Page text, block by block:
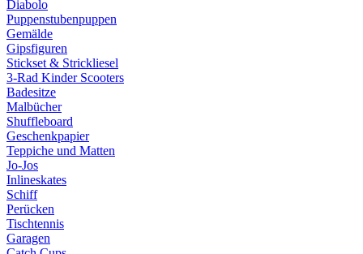
Diabolo
Puppenstubenpuppen
Gemälde
Gipsfiguren
Stickset & Strickliesel
3-Rad Kinder Scooters
Badesitze
Malbücher
Shuffleboard
Geschenkpapier
Teppiche und Matten
Jo-Jos
Inlineskates
Schiff
Perücken
Tischtennis
Garagen